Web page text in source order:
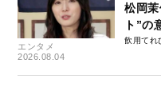
エンタメ
2026.08.04
松岡
ト”の
飲用てれ